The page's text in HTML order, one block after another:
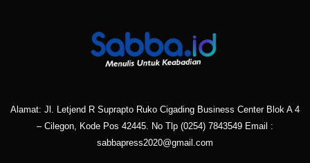
Alamat: Jl. Letjend R Suprapto Ruko Cigading Business Center Blok A 4
– Cilegon, Kode Pos 42445. No Tlp (0254) 7843549 Email :
sabbapress2020@gmail.com